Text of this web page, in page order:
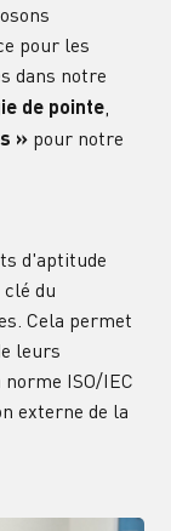
pour les
dans notre
de pointe
» pour notre
d'aptitude
du
Cela permet
leurs
ISO/IEC
externe de la